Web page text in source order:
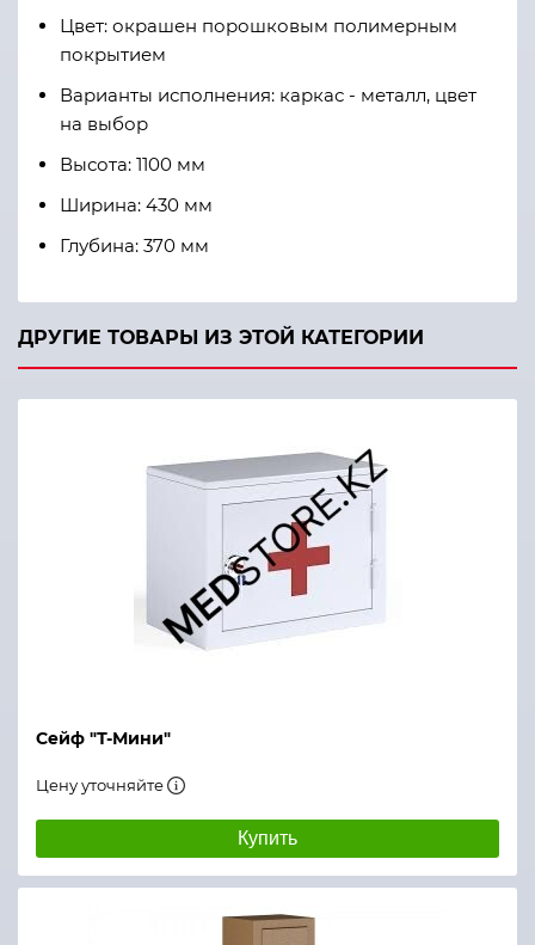
Цвет: окрашен порошковым полимерным
покрытием
Варианты исполнения: каркас - металл, цвет
на выбор
Высота: 1100 мм
Ширина: 430 мм
Глубина: 370 мм
ДРУГИЕ ТОВАРЫ ИЗ ЭТОЙ КАТЕГОРИИ
Сейф "Т-Мини"
Цену уточняйте
Купить